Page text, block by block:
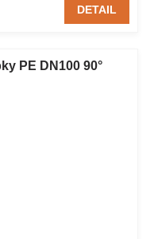
DETAIL
PE DN100 90°